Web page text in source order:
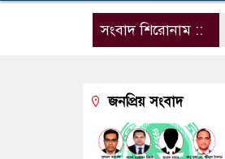
সংবাদ শিরোনাম ::
জনপ্রিয় সংবাদ